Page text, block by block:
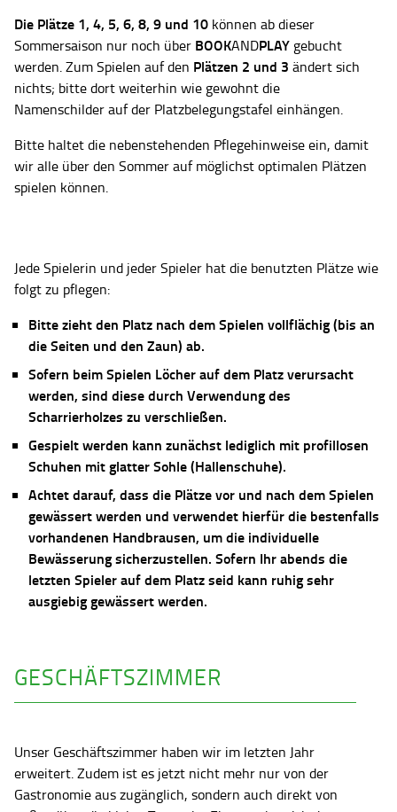
Die Plätze 1, 4, 5, 6, 8, 9 und 10 können ab dieser
Sommersaison nur noch über BOOKANDPLAY gebucht
werden. Zum Spielen auf den Plätzen 2 und 3 ändert sich
nichts; bitte dort weiterhin wie gewohnt die
Namenschilder auf der Platzbelegungstafel einhängen.
Bitte haltet die nebenstehenden Pflegehinweise ein, damit
wir alle über den Sommer auf möglichst optimalen Plätzen
spielen können.
Jede Spielerin und jeder Spieler hat die benutzten Plätze wie
folgt zu pflegen:
Bitte zieht den Platz nach dem Spielen vollflächig (bis an
die Seiten und den Zaun) ab.
Sofern beim Spielen Löcher auf dem Platz verursacht
werden, sind diese durch Verwendung des
Scharrierholzes zu verschließen.
Gespielt werden kann zunächst lediglich mit profillosen
Schuhen mit glatter Sohle (Hallenschuhe).
Achtet darauf, dass die Plätze vor und nach dem Spielen
gewässert werden und verwendet hierfür die bestenfalls
vorhandenen Handbrausen, um die individuelle
Bewässerung sicherzustellen. Sofern Ihr abends die
letzten Spieler auf dem Platz seid kann ruhig sehr
ausgiebig gewässert werden.
GESCHÄFTSZIMMER
Unser Geschäftszimmer haben wir im letzten Jahr
erweitert. Zudem ist es jetzt nicht mehr nur von der
Gastronomie aus zugänglich, sondern auch direkt von